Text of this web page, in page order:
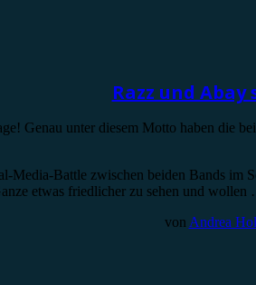
Razz und
Genau unter diesem Motto haben die
Media-Battle zwischen beiden Bands
etwas friedlicher zu sehen und wollen
von Andrea